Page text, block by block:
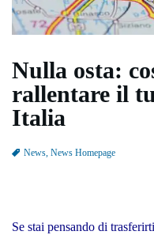
Nulla osta:
rallentare il
Italia
News, News Homepage
Se stai pensando di